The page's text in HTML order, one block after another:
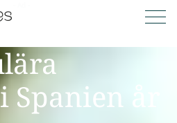
år